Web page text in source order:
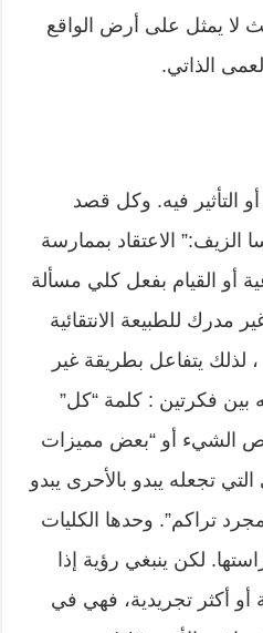
لا يمثل على أرض الواقع
الذاتي.
التأثير فيه. وكل قصد
الزيف:” الاعتقاد بممارسة
أو القيام بفعل كلي مسألة
مدرك للطبيعة الانتقائية
يتفاعل بطريقة غير
بين فكرتين : كلمة “كل”
الشيء أو “بعض مميزات
تجعله يبدو بالأحرى يبدو
تراكم”. وحدها الكليات
لكن ينبغي رؤية إذا
أو أكثر تجريدية، فهي في